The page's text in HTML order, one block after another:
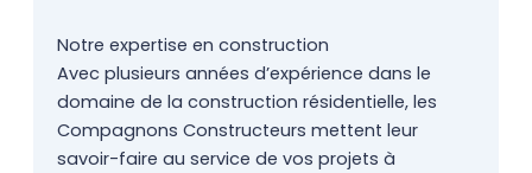
Notre expertise en construction
Avec plusieurs années d’expérience dans le
domaine de la construction résidentielle, les
Compagnons Constructeurs mettent leur
savoir-faire au service de vos projets à